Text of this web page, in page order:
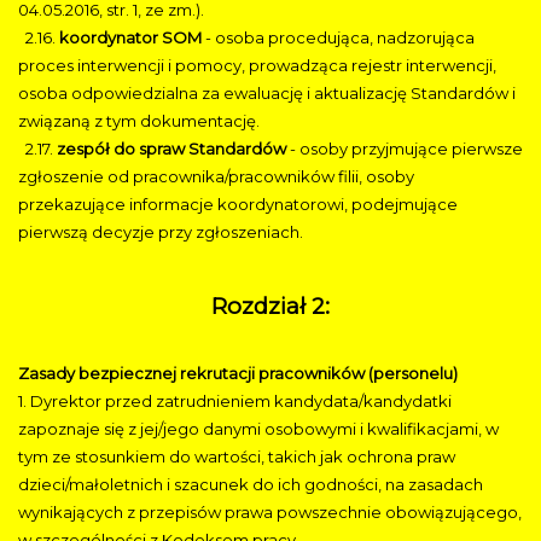
04.05.2016, str. 1, ze zm.).
2.16. koordynator SOM- osoba procedująca, nadzorująca
proces interwencji i pomocy, prowadząca rejestr interwencji,
osoba odpowiedzialna za ewaluację i aktualizację Standardów i
związaną z tym dokumentację.
2.17. zespół do spraw Standardów- osoby przyjmujące pierwsze
zgłoszenie od pracownika/pracowników filii, osoby
przekazujące informacje koordynatorowi, podejmujące
pierwszą decyzje przy zgłoszeniach.
Rozdział 2:
Zasady bezpiecznej rekrutacji pracowników (personelu)
1. Dyrektor przed zatrudnieniem kandydata/kandydatki
zapoznaje się z jej/jego danymi osobowymi i kwalifikacjami, w
tym ze stosunkiem do wartości, takich jak ochrona praw
dzieci/małoletnich i szacunek do ich godności, na zasadach
wynikających z przepisów prawa powszechnie obowiązującego,